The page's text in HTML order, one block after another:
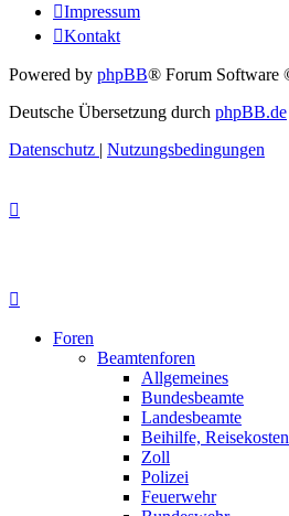
Impressum
Kontakt
Powered by phpBB® Forum Software
Deutsche Übersetzung durch phpBB.de
Datenschutz | Nutzungsbedingungen
Foren
Beamtenforen
Allgemeines
Bundesbeamte
Landesbeamte
Beihilfe,
Zoll
Polizei
Feuerwehr